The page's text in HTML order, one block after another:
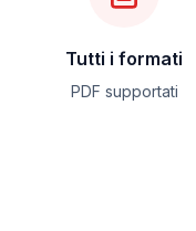
Tutti i formati
PDF supportati